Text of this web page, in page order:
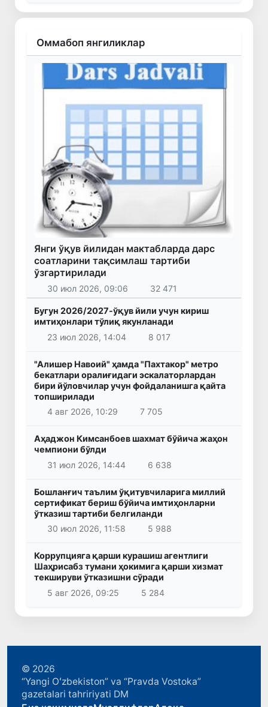
Оммабоп янгиликлар
Янги ўқув йилидан мактабларда дарс
соатларини тақсимлаш тартиби
ўзгартирилади
30 июл 2026, 09:06 32 471
Бугун 2026/2027-ўқув йили учун кириш
имтиҳонлари тўлиқ якунланади
23 июл 2026, 14:04
8 017
"Алишер Навоий" ҳамда "Пахтакор" метро
бекатлари оралиғидаги эскалаторлардан
бири йўловчилар учун фойдаланишга қайта
топширилади
4 авг 2026, 10:29
7 705
Аҳаджон Кимсанбоев шахмат бўйича жаҳон
чемпиони бўлди
31 июл 2026, 14:44
6 638
Бошланғич таълим ўқитувчиларига миллий
сертификат бериш бўйича имтиҳонларни
ўтказиш тартиби белгиланди
30 июл 2026, 11:58
5 988
Коррупцияга қарши курашиш агентлиги
Шаҳрисабз тумани ҳокимига қарши хизмат
текшируви ўтказишни сўради
5 авг 2026, 09:25
5 284
© 2026
“Yangi Oʻzbekiston” va “Pravda Vostoka”
gazetalari tahririyati DM